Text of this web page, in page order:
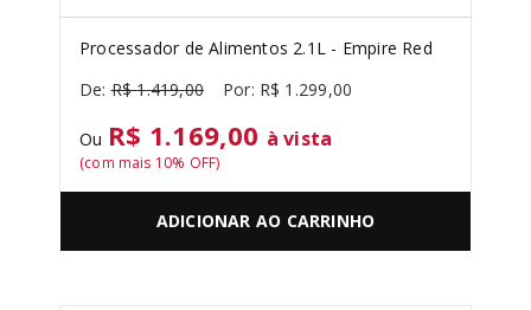
Processador de Alimentos 2.1L - Empire Red
R$ 1.419,00 R$ 1 .299,00
Ou R$ 1.169,00 à vista
(com mais 10% OFF)
ADICIONAR AO CARRINHO